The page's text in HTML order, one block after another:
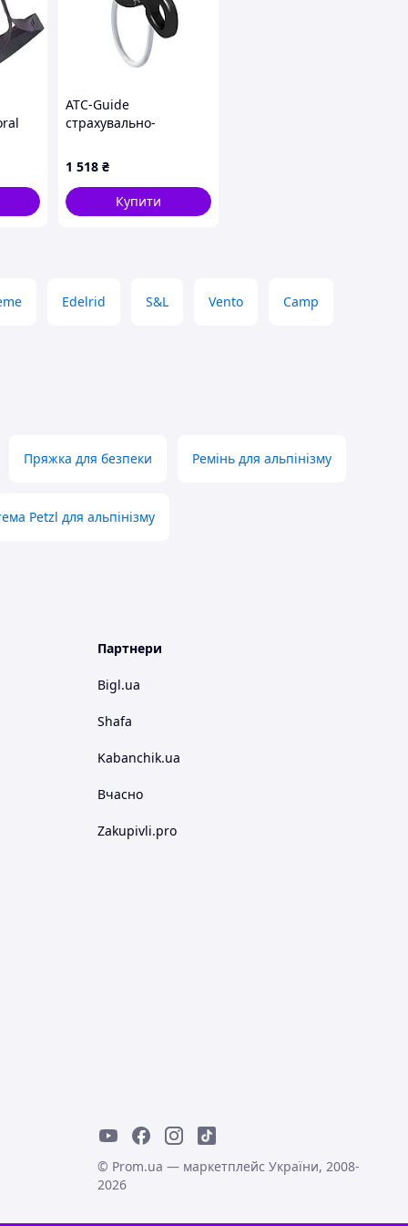
ATC-Guide
страхувально-
Black, One Size
1 518 ₴
Купити
Edelrid S&L Vento Camp
Пряжка для безпеки Ремінь для альпінізму
Petzl для альпінізму
Партнери
Bigl.ua
Shafa
Kabanchik.ua
Вчасно
Zakupivli.pro
© Prom.ua — маркетплейс України, 2008-
2026